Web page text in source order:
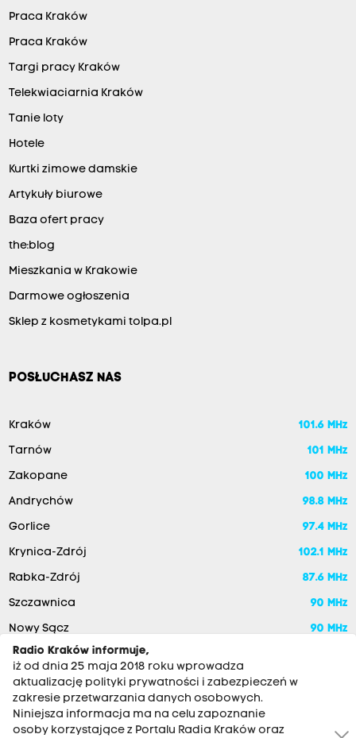
Praca Kraków
Praca Kraków
Targi pracy Kraków
Telekwiaciarnia Kraków
Tanie loty
Hotele
Kurtki zimowe damskie
Artykuły biurowe
Baza ofert pracy
the:blog
Mieszkania w Krakowie
Darmowe ogłoszenia
Sklep z kosmetykami tolpa.pl
POSŁUCHASZ NAS
Kraków 101.6 MHz
Tarnów 101 MHz
Zakopane 100 MHz
Andrychów 98.8 MHz
Gorlice 97.4 MHz
Krynica-Zdrój 102.1 MHz
Rabka-Zdrój 87.6 MHz
Szczawnica 90 MHz
Nowy Sącz
90 MHz
Radio Kraków informuje,
iż od dnia 25 maja 2018 roku wprowadza
aktualizację polityki prywatności i zabezpieczeń w
zakresie przetwarzania danych osobowych.
Niniejsza informacja ma na celu zapoznanie
osoby korzystające z Portalu Radia Kraków oraz